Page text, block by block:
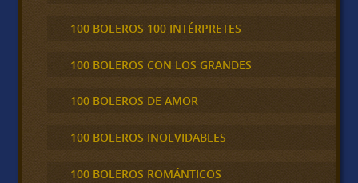
100 BOLEROS 100 INTÉRPRETES
100 BOLEROS CON LOS GRANDES
100 BOLEROS DE AMOR
100 BOLEROS INOLVIDABLES
100 BOLEROS ROMÁNTICOS